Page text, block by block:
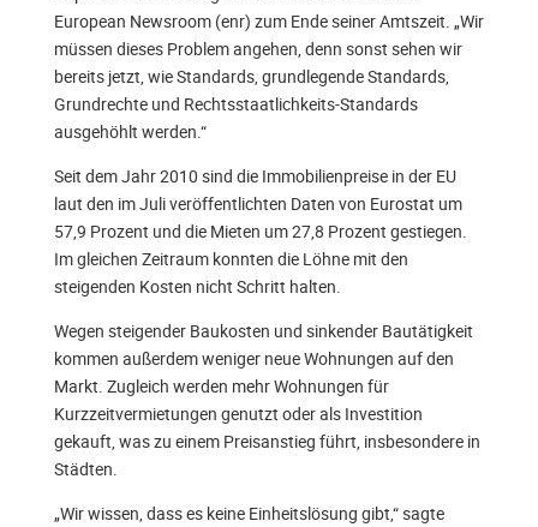
European Newsroom (enr) zum Ende seiner Amtszeit. „Wir
müssen dieses Problem angehen, denn sonst sehen wir
bereits jetzt, wie Standards, grundlegende Standards,
Grundrechte und Rechtsstaatlichkeits-Standards
ausgehöhlt werden.“
Seit dem Jahr 2010 sind die Immobilienpreise in der EU
laut den im Juli veröffentlichten Daten von Eurostat um
57,9 Prozent und die Mieten um 27,8 Prozent gestiegen.
Im gleichen Zeitraum konnten die Löhne mit den
steigenden Kosten nicht Schritt halten.
Wegen steigender Baukosten und sinkender Bautätigkeit
kommen außerdem weniger neue Wohnungen auf den
Markt. Zugleich werden mehr Wohnungen für
Kurzzeitvermietungen genutzt oder als Investition
gekauft, was zu einem Preisanstieg führt, insbesondere in
Städten.
„Wir wissen, dass es keine Einheitslösung gibt,“ sagte